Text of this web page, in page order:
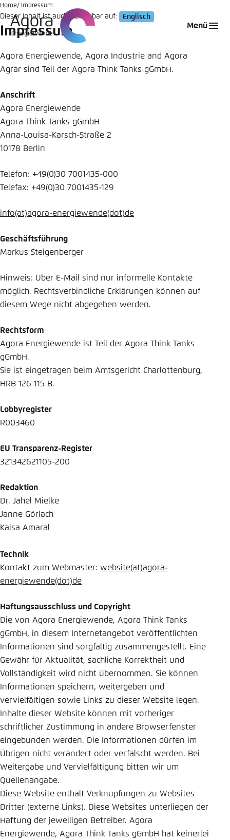
Zum
Hauptinhalt
gehen
Menü
Home Impressum
Dieser Inhalt ist auch verfügbar auf: Englisch
Impressum
Agora Energiewende, Agora Industrie and Agora
Agrar sind Teil der Agora Think Tanks gGmbH.
Anschrift
Agora Energiewende
Agora Think Tanks gGmbH
Anna-Louisa-Karsch-Straße 2
10178 Berlin
Telefon: +49(0)30 7001435-000
Telefax: +49(0)30 7001435-129
info(at)agora-energiewende(dot)de
Geschäftsführung
Markus Steigenberger
Hinweis: Über E-Mail sind nur informelle Kontakte
möglich. Rechtsverbindliche Erklärungen können auf
diesem Wege nicht abgegeben werden.
Rechtsform
Agora Energiewende ist Teil der Agora Think Tanks
gGmbH.
Sie ist eingetragen beim Amtsgericht Charlottenburg,
HRB 126 115 B.
Lobbyregister
R003460
EU Transparenz-Register
321342621105-200
Redaktion
Dr. Jahel Mielke
Janne Görlach
Kaisa Amaral
Technik
Kontakt zum Webmaster: website(at)agora-
energiewende(dot)de
Haftungsausschluss und Copyright
Die von Agora Energiewende, Agora Think Tanks
gGmbH, in diesem Internetangebot veröffentlichten
Informationen sind sorgfältig zusammengestellt. Eine
Gewähr für Aktualität, sachliche Korrektheit und
Vollständigkeit wird nicht übernommen. Sie können
Informationen speichern, weitergeben und
vervielfältigen sowie Links zu dieser Website legen.
Inhalte dieser Website können mit vorheriger
schriftlicher Zustimmung in andere Browserfenster
eingebunden werden. Die Informationen dürfen im
Übrigen nicht verändert oder verfälscht werden. Bei
Weitergabe und Vervielfältigung bitten wir um
Quellenangabe.
Diese Website enthält Verknüpfungen zu Websites
Dritter (externe Links). Diese Websites unterliegen der
Haftung der jeweiligen Betreiber. Agora
Energiewende, Agora Think Tanks gGmbH hat keinerlei
Login
Melden Sie sich an um ..., ... und ... zu verwalten.
Passwort*
Sprache auswählen
Englisch
Deutsch
Agora Think Tanks
Erscheinungsbild der Webseite
Diese Webseite passt ihr Farbschema basierend
auf Ihren Einstellungen an. Wählen Sie aus,
welches Farbschema Sie für diese Webseite
Hell
Einstellung für diese Webseite im Browser
speichern
Übernehmen